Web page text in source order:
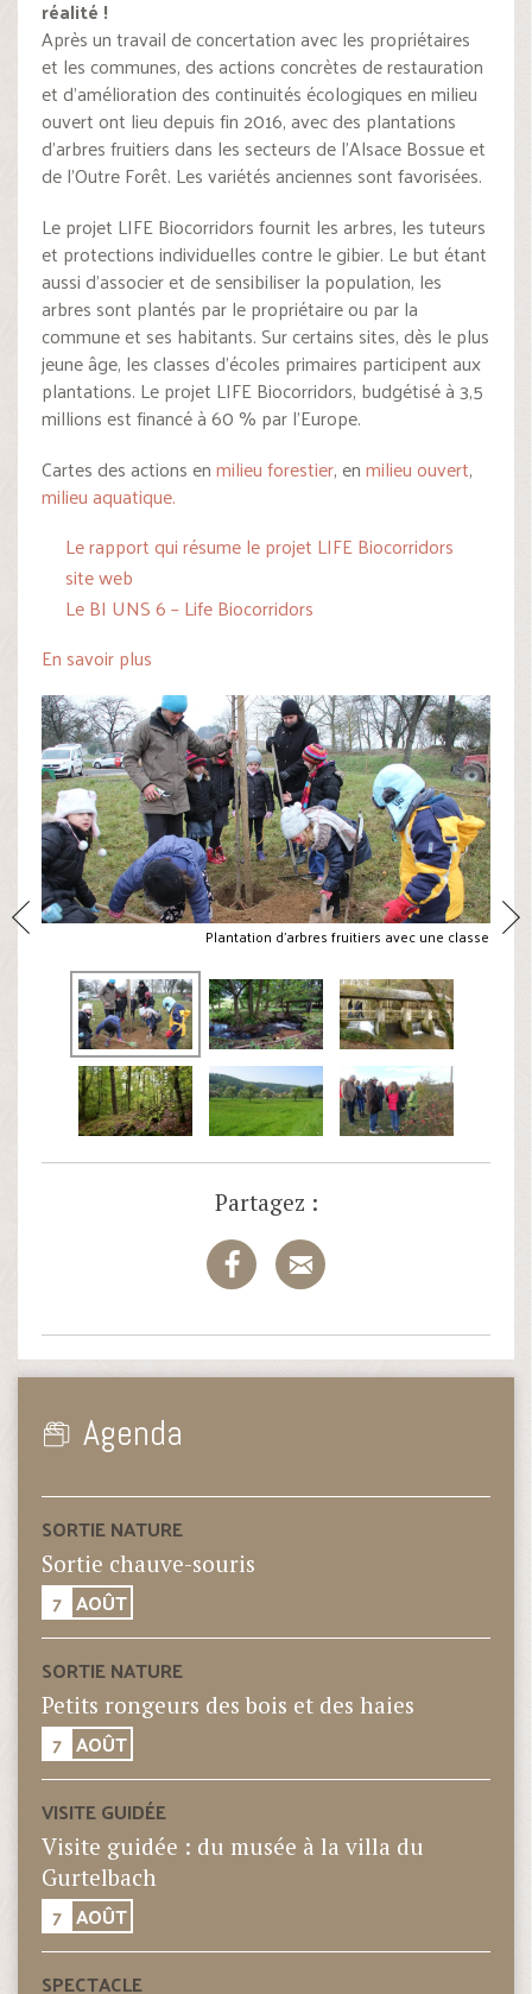
réalité !
Après un travail de concertation avec les propriétaires
et les communes, des actions concrètes de restauration
et d’amélioration des continuités écologiques en milieu
ouvert ont lieu depuis fin 2016, avec des plantations
d’arbres fruitiers dans les secteurs de l’Alsace Bossue et
de l’Outre Forêt. Les variétés anciennes sont favorisées.
Le projet LIFE Biocorridors fournit les arbres, les tuteurs
et protections individuelles contre le gibier. Le but étant
aussi d’associer et de sensibiliser la population, les
arbres sont plantés par le propriétaire ou par la
commune et ses habitants. Sur certains sites, dès le plus
jeune âge, les classes d’écoles primaires participent aux
plantations. Le projet LIFE Biocorridors, budgétisé à 3,5
millions est financé à 60 % par l’Europe.
Cartes des actions enmilieu forestier, enmilieu ouvert,
milieu aquatique.
Le rapport qui résume le projet LIFE Biocorridors
site web
Le BI UNS 6 – Life Biocorridors
En savoir plus
Plantation d'arbres fruitiers avec une classe
Partagez :
Agenda
SORTIE NATURE
Sortie chauve-souris
7 AOÛT
SORTIE NATURE
Petits rongeurs des bois et des haies
7 AOÛT
VISITE GUIDÉE
Visite guidée : du musée à la villa du
Gurtelbach
7 AOÛT
SPECTACLE